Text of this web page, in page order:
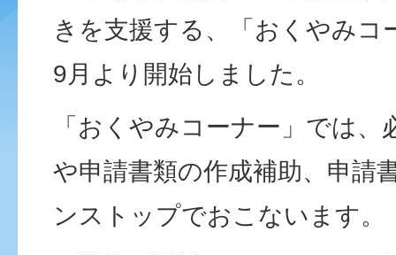
きを支援する、「おくやみコ
9月より開始しました。
「おくやみコーナー」では
や申請書類の作成補助、申請
ンストップでおこないます。